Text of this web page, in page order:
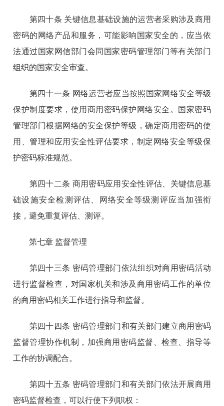
第四十条 关键信息基础设施的运营者采购涉及商用
密码的网络产品和服务，可能影响国家安全的，应当依
法通过国家网信部门会同国家密码管理部门等有关部门
组织的国家安全审查。
第四十一条 网络运营者应当按照国家网络安全等级
保护制度要求，使用商用密码保护网络安全。国家密码
管理部门根据网络的安全保护等级，确定商用密码的使
用、管理和应用安全性评估要求，制定网络安全等级保
护密码标准规范。
第四十二条 商用密码应用安全性评估、关键信息基
础设施安全检测评估、网络安全等级测评应当加强衔
接，避免重复评估、测评。
第七章 监督管理
第四十三条 密码管理部门依法组织对商用密码活动
进行监督检查，对国家机关和涉及商用密码工作的单位
的商用密码相关工作进行指导和监督。
第四十四条 密码管理部门和有关部门建立商用密码
监督管理协作机制，加强商用密码监督、检查、指导等
工作的协调配合。
第四十五条 密码管理部门和有关部门依法开展商用
密码监督检查，可以行使下列职权：